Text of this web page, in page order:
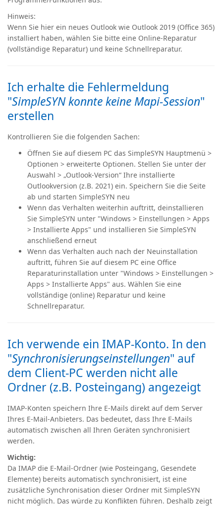
Hinweis:
Wenn Sie hier ein neues Outlook wie Outlook 2019 (Office 365)
installiert haben, wählen Sie bitte eine Online-Reparatur
(vollständige Reparatur) und keine Schnellreparatur.
Ich erhalte die Fehlermeldung
"SimpleSYN konnte keine Mapi-Session"
erstellen
Kontrollieren Sie die folgenden Sachen:
Öffnen Sie auf diesem PC das SimpleSYN Hauptmenü >
Optionen > erweiterte Optionen. Stellen Sie unter der
Auswahl > „Outlook-Version“ Ihre installierte
Outlookversion (z.B. 2021) ein. Speichern Sie die Seite
ab und starten SimpleSYN neu
Wenn das Verhalten weiterhin auftritt, deinstallieren
Sie SimpleSYN unter "Windows > Einstellungen > Apps
> Installierte Apps" und installieren Sie SimpleSYN
anschließend erneut
Wenn das Verhalten auch nach der Neuinstallation
auftritt, führen Sie auf diesem PC eine Office
Reparaturinstallation unter "Windows > Einstellungen >
Apps > Installierte Apps" aus. Wählen Sie eine
vollständige (online) Reparatur und keine
Schnellreparatur.
Ich verwende ein IMAP-Konto. In den
"Synchronisierungseinstellungen" auf
dem Client-PC werden nicht alle
Ordner (z.B. Posteingang) angezeigt
IMAP-Konten speichern Ihre E-Mails direkt auf dem Server
Ihres E-Mail-Anbieters. Das bedeutet, dass Ihre E-Mails
automatisch zwischen all Ihren Geräten synchronisiert
werden.
Wichtig:
Da IMAP die E-Mail-Ordner (wie Posteingang, Gesendete
Elemente) bereits automatisch synchronisiert, ist eine
zusätzliche Synchronisation dieser Ordner mit SimpleSYN
nicht möglich. Das würde zu Konflikten führen. Deshalb zeigt